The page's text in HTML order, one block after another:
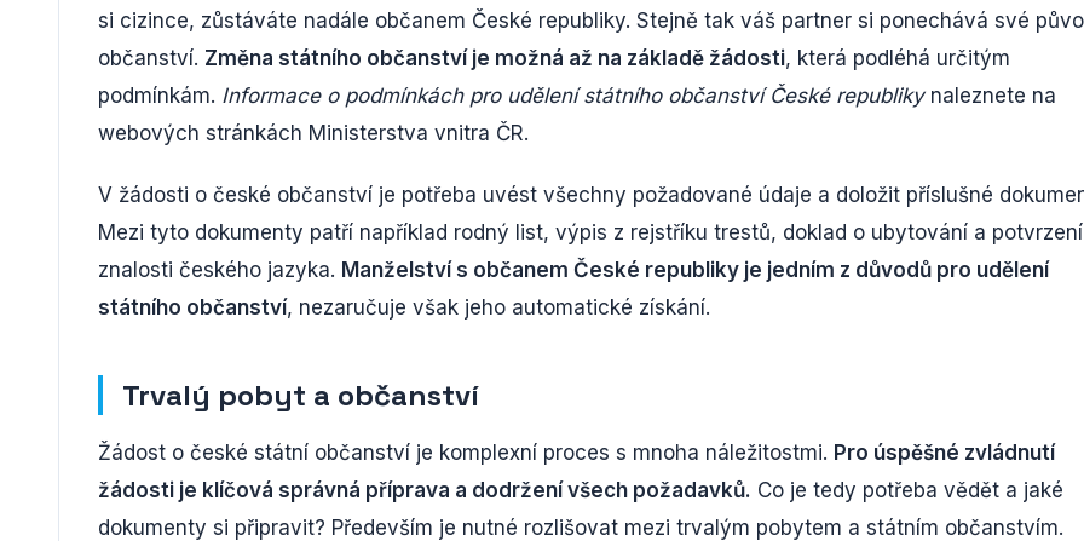
si cizince, zůstáváte nadále občanem České republiky. Stejně tak váš partner si ponechává své
občanství. Změna státního občanství je možná až na základě žádosti, která podléhá určitým
podmínkám. Informace o podmínkách pro udělení státního občanství České republikynaleznete na
webových stránkách Ministerstva vnitra ČR.
V žádosti o české občanství je potřeba uvést všechny požadované údaje a doložit příslušné
Mezi tyto dokumenty patří například rodný list, výpis z rejstříku trestů, doklad o ubytování a
znalosti českého jazyka. Manželství s občanem České republiky je jedním z důvodů pro udělení
státního občanství, nezaručuje však jeho automatické získání.
Trvalý pobyt a občanství
Žádost o české státní občanství je komplexní proces s mnoha náležitostmi. Pro úspěšné zvládnutí
žádosti je klíčová správná příprava a dodržení všech požadavků. Co je tedy potřeba vědět a jaké
dokumenty si připravit? Především je nutné rozlišovat mezi trvalým pobytem a státním občanstvím.